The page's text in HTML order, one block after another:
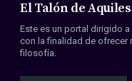
El Talón de Aquiles
Este es un portal dirigido
con la finalidad de ofrecer
filosofía.